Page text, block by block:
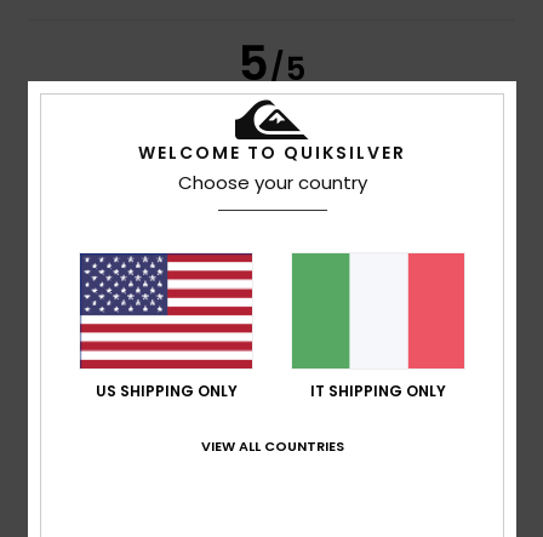
5/5
8. luglio 2026
Comfort: 5/5 Rapporto qualità-prezzo Taglia: Taglia
perfettaMateriale: 5/5 Colore
Consiglio questo prodotto
3 /5
WELCOME TO QUIKSILVER
Choose your country
US SHIPPING ONLY IT SHIPPING ONLY
VIEW ALL COUNTRIES